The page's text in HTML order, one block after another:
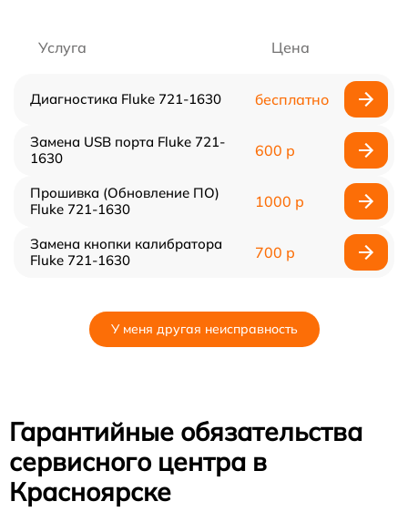
Услуга Цена
Диагностика Fluke 721-1630 бесплатно
Замена USB порта Fluke 721-
1630
600 р
Прошивка (Обновление ПО)
Fluke 721-1630
1000 р
Замена кнопки калибратора
Fluke 721-1630
700 р
У меня другая неисправность
Гарантийные обязательства
сервисного центра в
Красноярске